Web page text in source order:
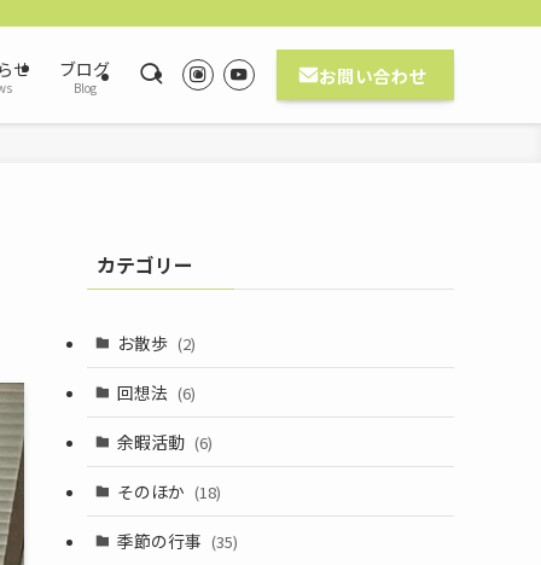
せ ブログ
Blog お問い合わせ
カテゴリー
お散歩 (2)
回想法 (6)
余暇活動 (6)
そのほか (18)
季節の行事 (35)